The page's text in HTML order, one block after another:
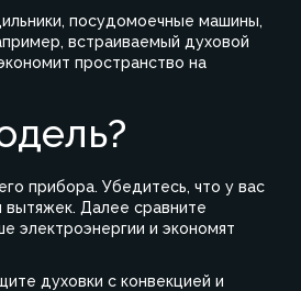
посудомоечные машины,
встраиваемый духовой
пространство на
прибора. Убедитесь, что у вас
вытяжек. Далее сравните
электроэнергии и экономят
духовки с конвекцией и